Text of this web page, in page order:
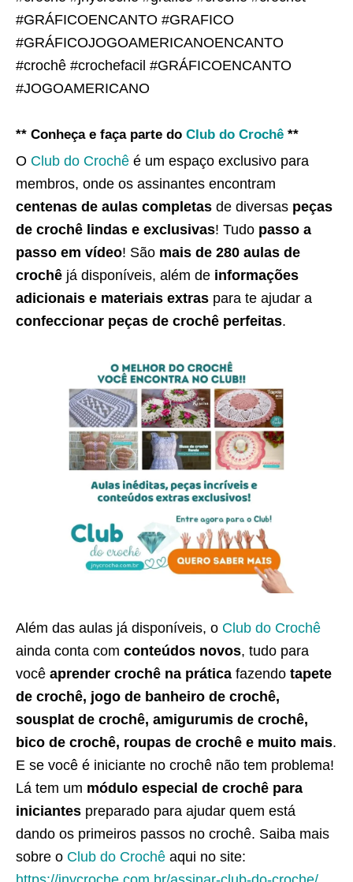
#GRÁFICOENCANTO #GRAFICO
#GRÁFICOJOGOAMERICANOENCANTO
#crochê #crochefacil #GRÁFICOENCANTO
#JOGOAMERICANO
** Conheça e faça parte do Club do Crochê **
O Club do Crochê é um espaço exclusivo para
membros, onde os assinantes encontram
centenas de aulas completas de diversas peças
de crochê lindas e exclusivas! Tudo passo a
passo em vídeo! São mais de 280 aulas de
crochê já disponíveis, além de informações
adicionais e materiais extras para te ajudar a
confeccionar peças de crochê perfeitas.
Além das aulas já disponíveis, o Club do Crochê
ainda conta com conteúdos novos, tudo para
você aprender crochê na prática fazendo tapete
de crochê, jogo de banheiro de crochê,
sousplat de crochê, amigurumis de crochê,
bico de crochê, roupas de crochê e muito mais.
E se você é iniciante no crochê não tem problema!
Lá tem um módulo especial de crochê para
iniciantes preparado para ajudar quem está
dando os primeiros passos no crochê. Saiba mais
sobre o Club do Crochê aqui no site: